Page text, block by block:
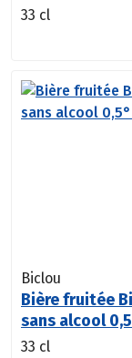
33 cl
Biclou
Bière fruitée
sans alcool
33 cl